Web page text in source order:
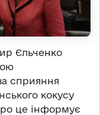
Єльченко
сприяння
кокусу
це інформує